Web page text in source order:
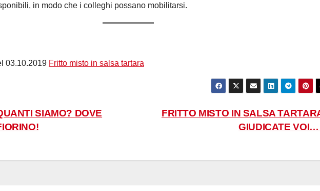
in modo che i colleghi possano mobilitarsi.
03.10.2019 Fritto misto in salsa tartara
FRITTO MISTO IN SALSA
GIUDICATE
SIAMO? DOVE